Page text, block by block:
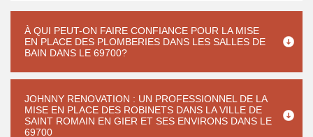
À QUI PEUT-ON FAIRE CONFIANCE POUR LA MISE
EN PLACE DES PLOMBERIES DANS LES SALLES DE
BAIN DANS LE 69700?
JOHNNY RENOVATION : UN PROFESSIONNEL DE LA
MISE EN PLACE DES ROBINETS DANS LA VILLE DE
SAINT ROMAIN EN GIER ET SES ENVIRONS DANS LE
69700